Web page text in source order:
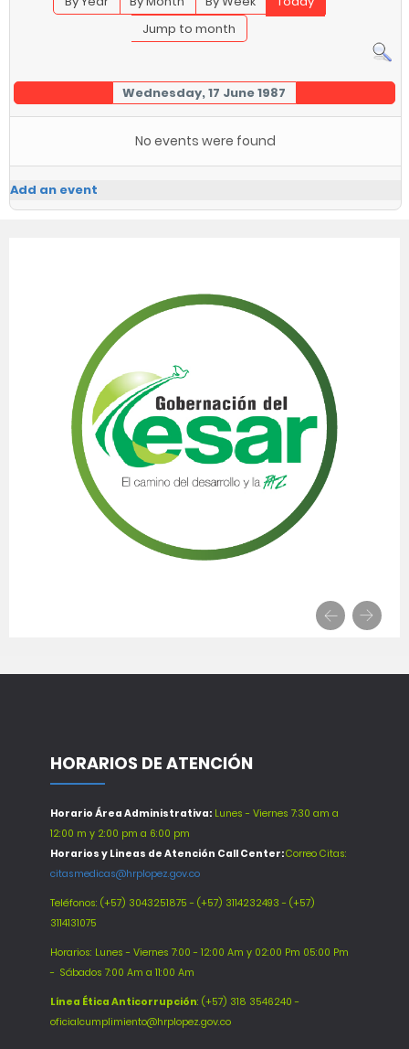
Jump to month
Wednesday, 17 June 1987
No events were found
Add an event
HORARIOS DE ATENCIÓN
Horario Área Administrativa: Lunes - Viernes 7:30 am a
12:00 m y 2:00 pm a 6:00 pm
Horarios y Lineas de Atención Call Center:Correo Citas:
citasmedicas@hrplopez.gov.co
Teléfonos: (+57) 3043251875 - (+57) 3114232493 - (+57)
3114131075
Horarios: Lunes - Viernes 7:00 - 12:00 Am y 02:00 Pm 05:00 Pm
- Sábados 7:00 Am a 11:00 Am
Línea Ética Anticorrupción: (+57) 318 3546240 -
oficialcumplimiento@hrplopez.gov.co